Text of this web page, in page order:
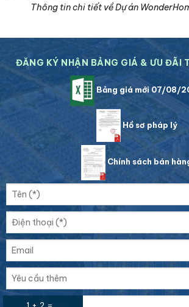
Thông tin chi tiết về Dự án
ĐĂNG KÝ NHẬN BẢNG GIÁ & ƯU ĐÃI
Bảng giá mới 07/08/
Hồ sơ pháp lý
Chính sách bán